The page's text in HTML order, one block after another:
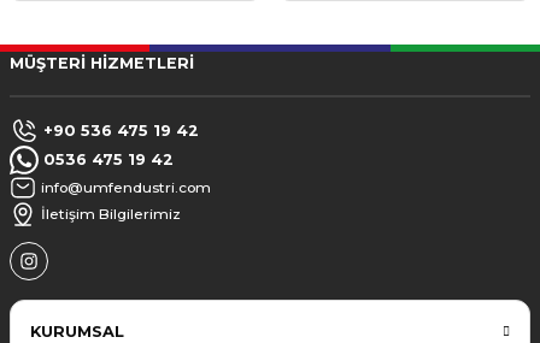
MÜŞTERİ HİZMETLERİ
+90 536 475 19 42
0536 475 19 42
info@umfendustri.com
İletişim Bilgilerimiz
KURUMSAL